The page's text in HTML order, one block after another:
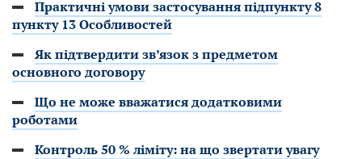
Практичні умови застосування підпункту 8
пункту 13 Особливостей
Як підтвердити зв’язок з предметом
основного договору
Що не може вважатися додатковими
роботами
Контроль 50 % ліміту: на що звертати увагу